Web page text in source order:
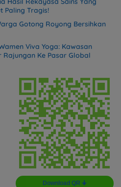
Paling Tragis!
Gotong Royong Bersihkan
Viva Yoga: Kawasan
Rajungan Ke Pasar Global
Download QR 🠋